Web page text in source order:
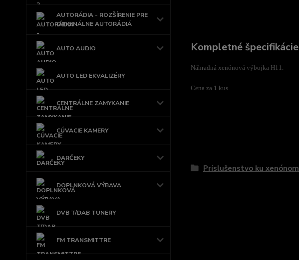
AUTORÁDIA - ROZŠÍRENIE PRE
ORIGINÁLNE AUTORÁDIÁ
AUTO AUDIO
AUTO LED EKVALIZÉRY
CENTRÁLNE ZAMYKANIE
CÚVACIE KAMERY
DARČEKY
DOPLNKOVÁ VÝBAVA
DVB T/DAB TUNERY
FM TRANSMITTRE
Kompletné špecifikácie
Náhradná xenónová výbojka H11.
Cena za 1 kus.
Príslušenstvo ku xenónom